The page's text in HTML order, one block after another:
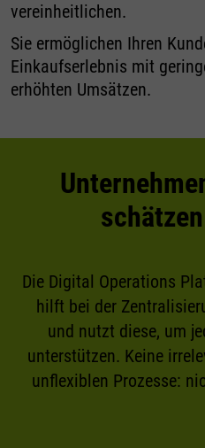
vereinheitlichen.
Sie ermöglichen Ihren
Einkaufserlebnis mit
erhöhten Umsätzen.
Die Digital Operations
hilft bei der
und nutzt diese, um
unterstützen. Keine
unflexiblen Prozesse: